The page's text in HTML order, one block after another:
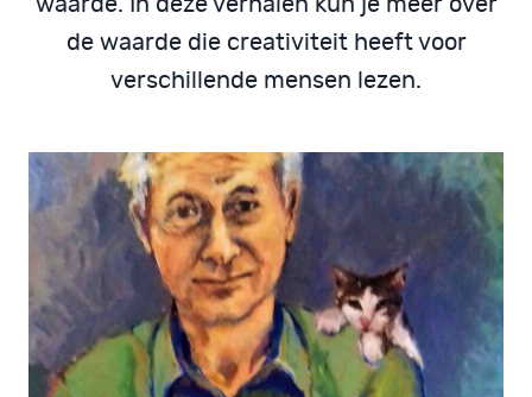
de waarde die creativiteit heeft voor
verschillende mensen lezen.